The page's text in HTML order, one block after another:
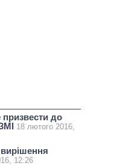
призвести до
18 лютого 2016,
12:26